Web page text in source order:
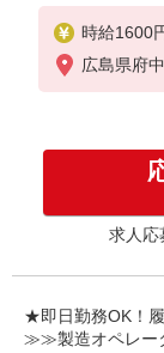
時給1600
※残業など
※残業代支
゜+゜・。
入社祝い
お友達を
インセン
★月2回払
゜・。○。
広島県府
求人応
★即日勤務OK！
≫≫製造オペレー